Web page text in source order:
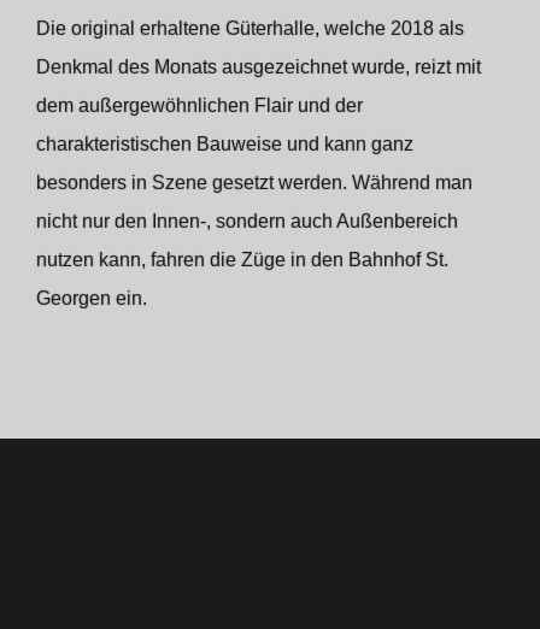
Die original erhaltene Güterhalle, welche 2018 als
Denkmal des Monats ausgezeichnet wurde, reizt mit
dem außergewöhnlichen Flair und der
charakteristischen Bauweise und kann ganz
besonders in Szene gesetzt werden. Während man
nicht nur den Innen-, sondern auch Außenbereich
nutzen kann, fahren die Züge in den Bahnhof St.
Georgen ein.